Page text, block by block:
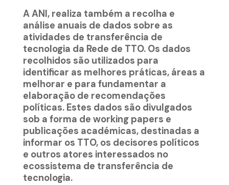
A ANI, realiza também a recolha e
análise anuais de dados sobre as
atividades de transferência de
tecnologia da Rede de TTO. Os dados
recolhidos são utilizados para
identificar as melhores práticas, áreas a
melhorar e para fundamentar a
elaboração de recomendações
políticas. Estes dados são divulgados
sob a forma de working papers e
publicações académicas, destinadas a
informar os TTO, os decisores políticos
e outros atores interessados no
ecossistema de transferência de
tecnologia.